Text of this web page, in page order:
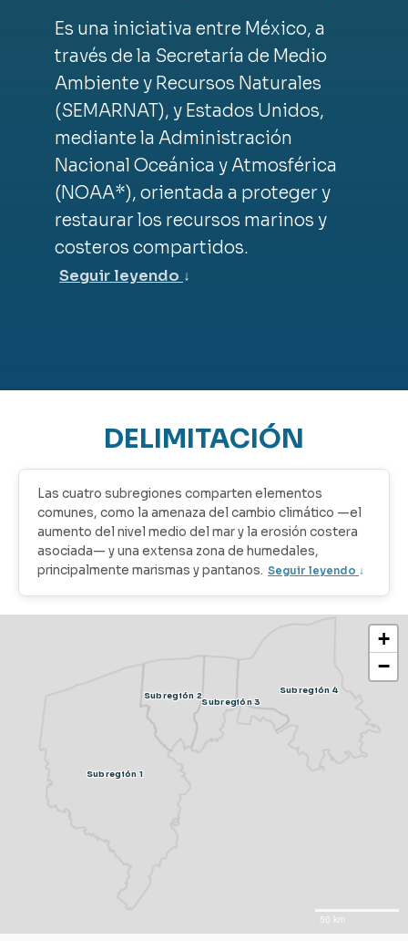
Es una iniciativa entre México, a
través de la Secretaría de Medio
Ambiente y Recursos Naturales
(SEMARNAT), y Estados Unidos,
mediante la Administración
Nacional Oceánica y Atmosférica
(NOAA*), orientada a proteger y
restaurar los recursos marinos y
costeros compartidos.
Seguir leyendo ↓
DELIMITACIÓN
Las cuatro subregiones comparten elementos
comunes, como la amenaza del cambio climático —el
aumento del nivel medio del mar y la erosión costera
asociada— y una extensa zona de humedales,
principalmente marismas y pantanos. Seguir leyendo ↓
Subregión 1
Subregión 2
Subregión 3
Subregión 4
+
−
50 km